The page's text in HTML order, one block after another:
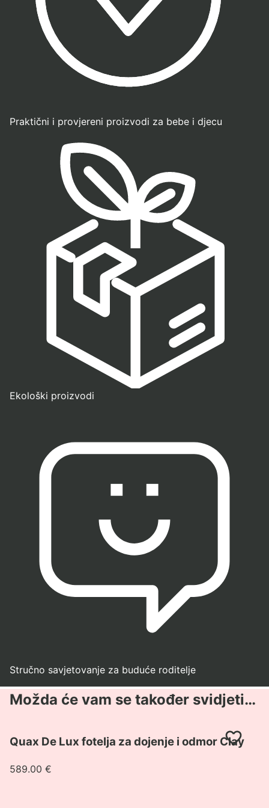
Praktični i provjereni proizvodi za bebe i djecu
Ekološki proizvodi
Stručno savjetovanje za buduće roditelje
Možda će vam se također svidjeti…
proizvod
De
Quax De Lux fotelja za dojenje i odmor Clay
589.00 €